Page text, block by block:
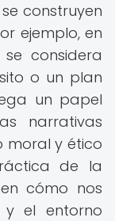
construyen
ejemplo, en
considera
o un plan
un papel
narrativas
moral y ético
de la
cómo nos
y el entorno